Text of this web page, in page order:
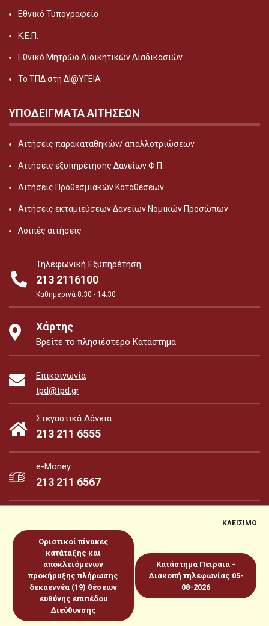
Εθνικό Τυπογραφείο
Κ.Ε.Π.
Εθνικό Μητρώο Διοικητικών Διαδικασιών
Το ΤΠΔ στη ΔΙ@ΥΓΕΙΑ
ΥΠΟΔΕΙΓΜΑΤΑ ΑΙΤΗΣΕΩΝ
Αιτήσεις παρακαταθηκών/ απαλλοτριώσεων
Αιτήσεις εξυπηρέτησης Δανείων Φ.Π.
Αιτήσεις Προθεσμιακών Καταθέσεων
Αιτήσεις εκταμιεύσεων Δανείων Νομικών Προσώπων
Λοιπές αιτήσεις
Τηλεφωνική Εξυπηρέτηση
213 2116100
Καθημερινά 8:30 - 14:30
Χάρτης
Βρείτε το πλησιέστερο Κατάστημα
Επικοινωνία
tpd@tpd.gr
Στεγαστικά Δάνεια
213 211 6555
e-Money
213 211 6567
e-Money
Sitemap Πολιτική για Cookies
Προστασία Προσωπικών
ΔεδομένωνΌροι χρήσεως
Copyright 2026 © www.tpd.gr
Produced by
ΚΛΕΙΣΙΜΟ
Οριστικοί πίνακες
κατάταξης και
αποκλειόμενων
προκήρυξης πλήρωσης
δεκαεννέα (19) θέσεων
ευθύνης επιπέδου
Διεύθυνσης
Κατάστημα Πειραια -
Διακοπή τηλεφωνίας 05-
08-2026